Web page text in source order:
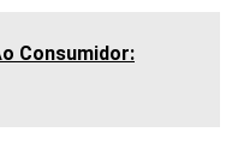
Consumidor: